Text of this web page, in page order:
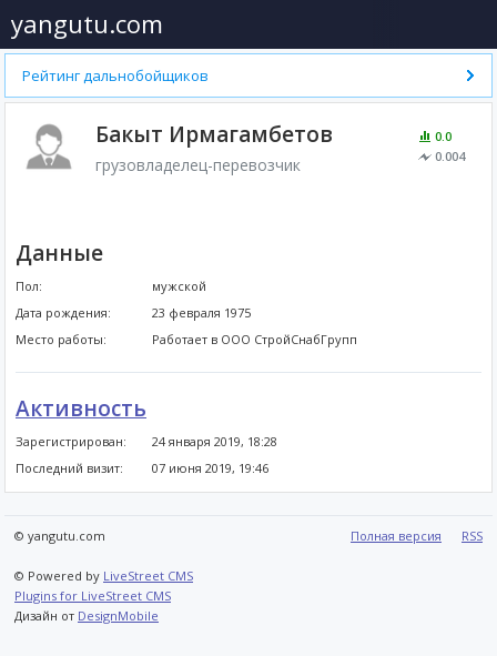
yangutu.com
Рейтинг дальнобойщиков
0.0
0.004
Бакыт Ирмагамбетов
грузовладелец-перевозчик
Данные
Пол:
мужской
Дата рождения:
23 февраля 1975
Место работы:
Работает в ООО СтройСнабГрупп
Активность
Зарегистрирован:
24 января 2019, 18:28
Последний визит:
07 июня 2019, 19:46
Полная версия RSS
© yangutu.com
© Powered by LiveStreet CMS
Plugins for LiveStreet CMS
Дизайн от DesignMobile